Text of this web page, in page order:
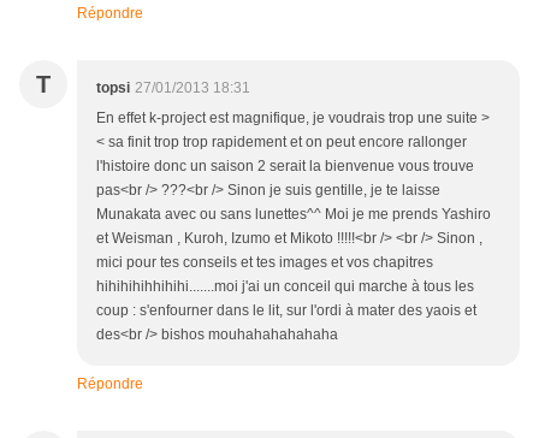
Répondre
T topsi 27/01/2013 18:31
En effet k-project est magnifique, je voudrais trop une suite >
< sa finit trop trop rapidement et on peut encore rallonger
l'histoire donc un saison 2 serait la bienvenue vous trouve
pas<br /> ???<br /> Sinon je suis gentille, je te laisse
Munakata avec ou sans lunettes^^ Moi je me prends Yashiro
et Weisman , Kuroh, Izumo et Mikoto !!!!!<br /> <br /> Sinon ,
mici pour tes conseils et tes images et vos chapitres
hihihihihhihihi.......moi j'ai un conceil qui marche à tous les
coup : s'enfourner dans le lit, sur l'ordi à mater des yaois et
des<br /> bishos mouhahahahahaha
Répondre